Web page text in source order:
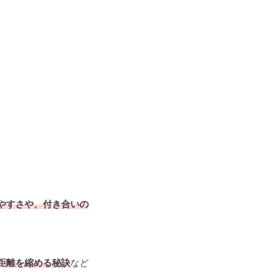
すさや、付き合いの
離を縮める秘訣など